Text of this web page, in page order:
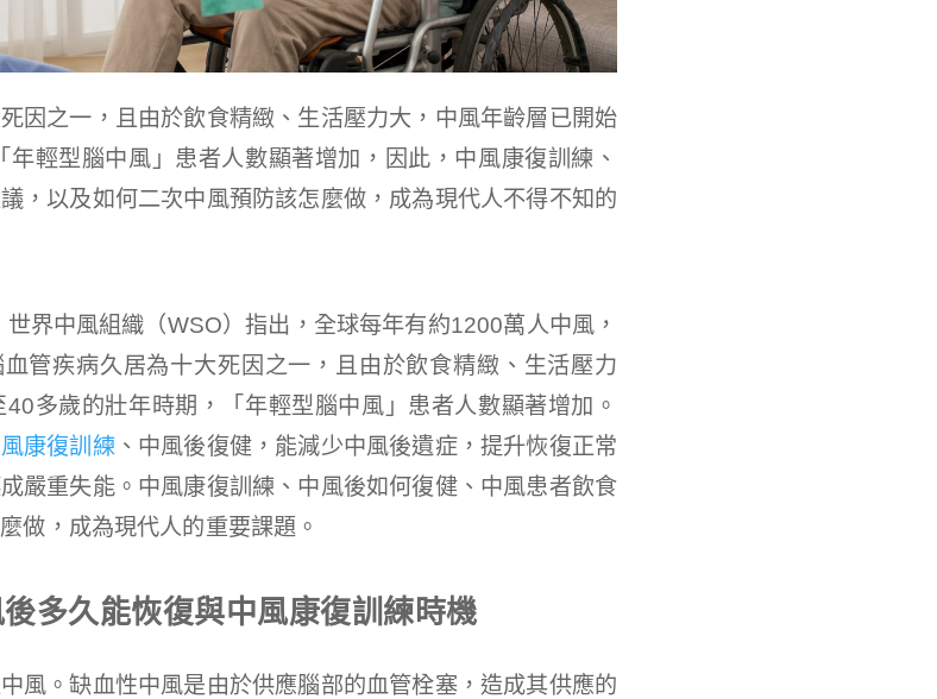
因之一，且由於飲食精緻、生活壓力大，中風年齡層已開始
輕型腦中風」患者人數顯著增加，因此，中風康復訓練、
，以及如何二次中風預防該怎麼做，成為現代人不得不知的
界中風組織（WSO）指出，全球每年有約1200萬人中風，
管疾病久居為十大死因之一，且由於飲食精緻、生活壓力
多歲的壯年時期，「年輕型腦中風」患者人數顯著增加。
康復訓練、中風後復健，能減少中風後遺症，提升恢復正常
嚴重失能。中風康復訓練、中風後如何復健、中風患者飲食
做，成為現代人的重要課題。
多久能恢復與中風康復訓練時機
風。缺血性中風是由於供應腦部的血管栓塞，造成其供應的